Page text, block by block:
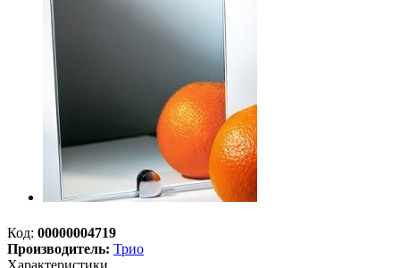
Код: 00000004719
Производитель: Трио
Характеристики